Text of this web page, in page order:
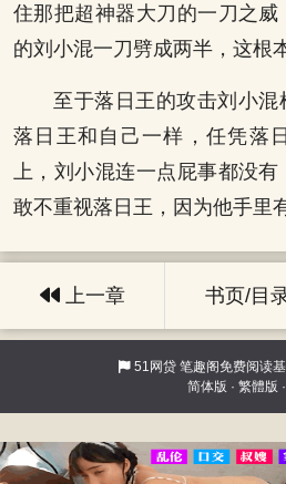
住那把超神器大刀的一刀之
的刘小混一刀劈成两半，这根
至于落日王的攻击刘小
落日王和自己一样，任凭落
上，刘小混连一点屁事都没
敢不重视落日王，因为他手里
上一章 书页/目
51网贷笔趣阁免费阅读
简体版 · 繁體版 ·